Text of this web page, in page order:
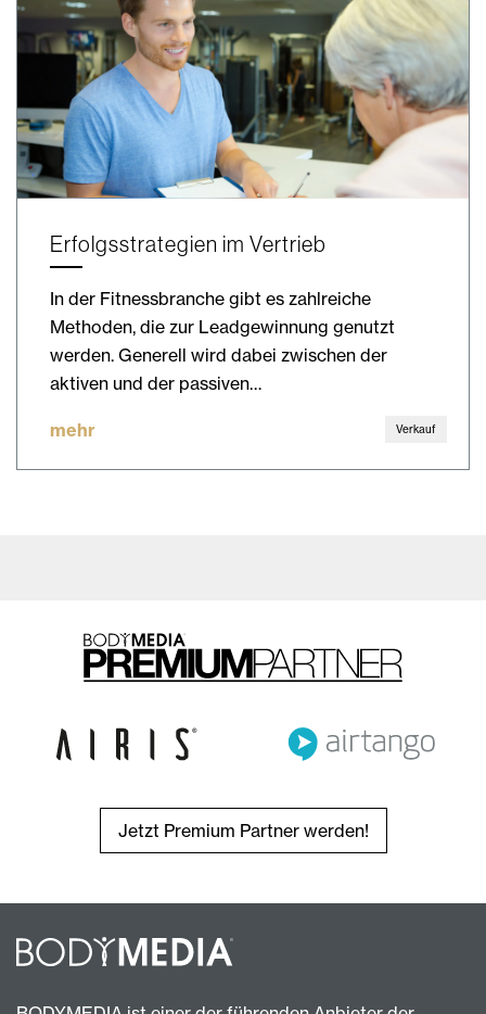
Erfolgsstrategien im Vertrieb
In der Fitnessbranche gibt es zahlreiche
Methoden, die zur Leadgewinnung genutzt
werden. Generell wird dabei zwischen der
aktiven und der passiven…
mehr Verkauf
Jetzt Premium Partner werden!